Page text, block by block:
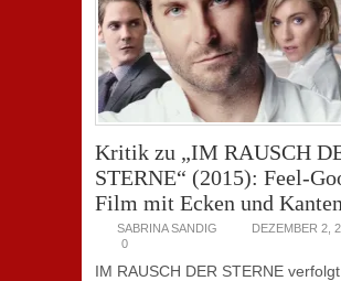
Kritik zu „IM RAUSCH
STERNE“ (2015): Feel-
Film mit Ecken und Kanten
SABRINA SANDIG
DEZEMBER 2,
0
IM RAUSCH DER STERNE